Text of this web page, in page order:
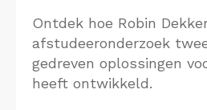
Ontdek hoe Robin
afstudeeronderzoek
gedreven oplossingen
heeft ontwikkeld.